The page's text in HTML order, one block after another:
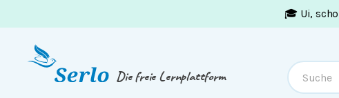
🎓 Ui,
Die freie Lernplattform